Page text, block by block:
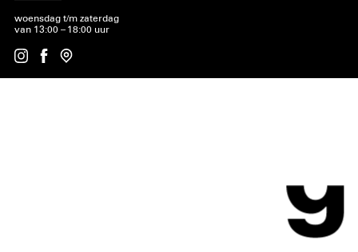
woensdag t/m zaterdag
van 13:00 – 18:00 uur